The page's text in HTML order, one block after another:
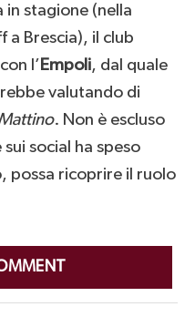
in stagione (nella
a Brescia), il club
l’ Empoli, dal quale
valutando di
. Non è escluso
sui social ha speso
possa ricoprire il ruolo